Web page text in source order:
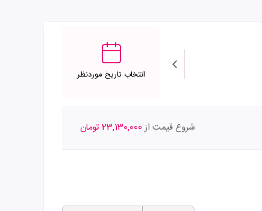
انتخاب تاریخ موردنظر
شروع قیمت از23,130,000 تومان